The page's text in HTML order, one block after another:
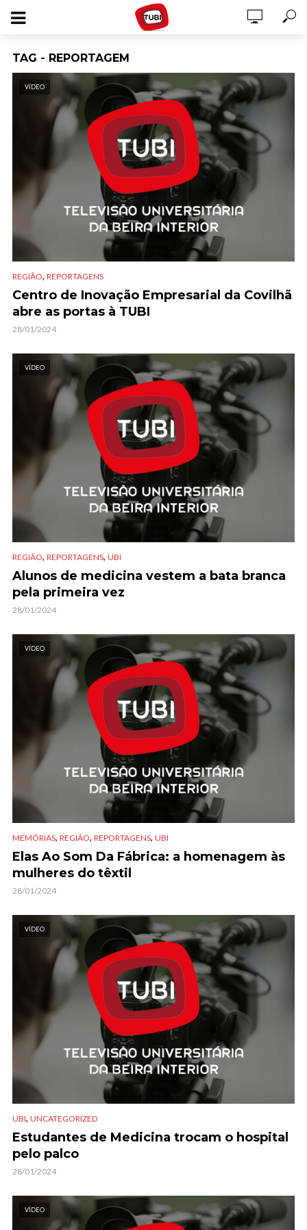
TAG - REPORTAGEM
VÍDEO
REGIÃO, REPORTAGENS
Centro de Inovação Empresarial da Covilhã
abre as portas à TUBI
28/01/2024
VÍDEO
REGIÃO, REPORTAGENS, UBI
Alunos de medicina vestem a bata branca
pela primeira vez
28/01/2024
VÍDEO
MEMÓRIAS, REGIÃO, REPORTAGENS, UBI
Elas Ao Som Da Fábrica: a homenagem às
mulheres do têxtil
28/01/2024
VÍDEO
UBI, UNCATEGORIZED
Estudantes de Medicina trocam o hospital
pelo palco
28/01/2024
VÍDEO